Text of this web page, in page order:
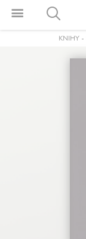
KNIHY -